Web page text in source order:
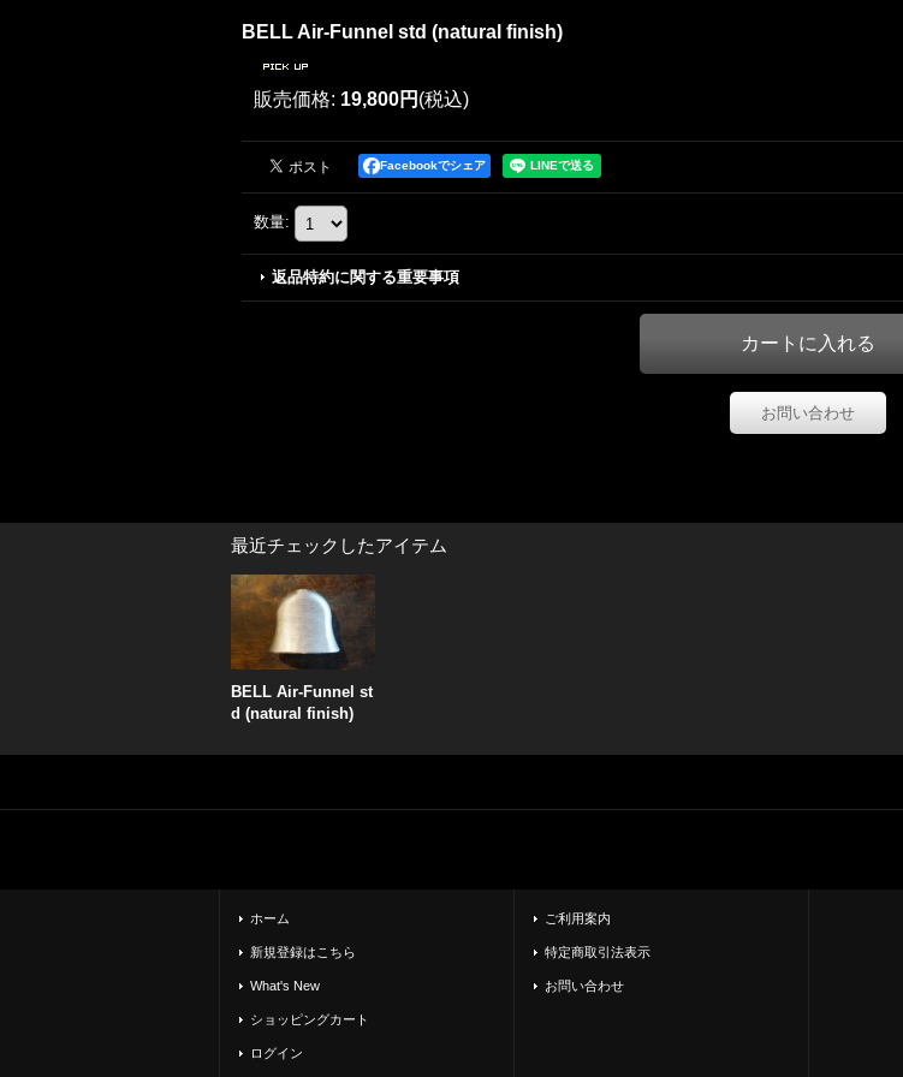
BELL Air-Funnel std (natural finish)
販売価格: 19,800円 (税込)
Facebookでシェア
数量:
返品特約に関する重要事項
お問い合わせ
最近チェックしたアイテム
BELL Air-Funnel st
d (natural finish)
ホーム
新規登録はこちら
What's New
ショッピングカート
ログイン
ご利用案内
特定商取引法表示
お問い合わせ